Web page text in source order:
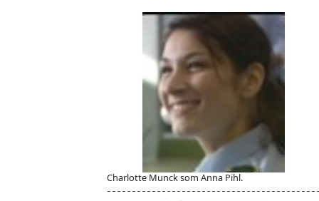
Charlotte Munck som Anna Pihl.